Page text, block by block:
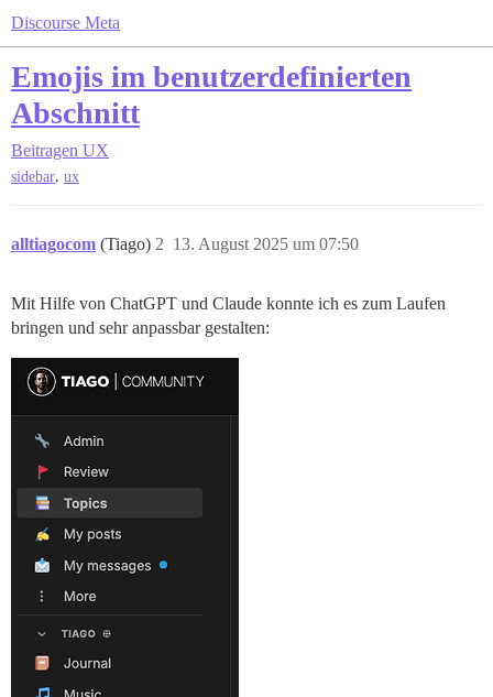
Discourse Meta
Emojis im benutzerdefinierten
Abschnitt
Beitragen UX
sidebar, ux
alltiagocom (Tiago) 13. August 2025 um 07:50
2
Mit Hilfe von ChatGPT und Claude konnte ich es zum Laufen
bringen und sehr anpassbar gestalten: